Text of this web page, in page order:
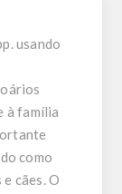
usando
à família
como
cães. O